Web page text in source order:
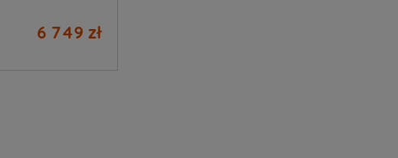
6 749 zł